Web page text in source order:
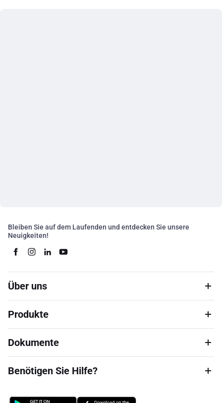
Bleiben Sie auf dem Laufenden und entdecken Sie unsere
Neuigkeiten!
Über uns
Produkte
Dokumente
Benötigen Sie Hilfe?